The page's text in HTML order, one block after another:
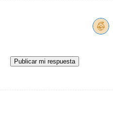
Publicar mi respuesta